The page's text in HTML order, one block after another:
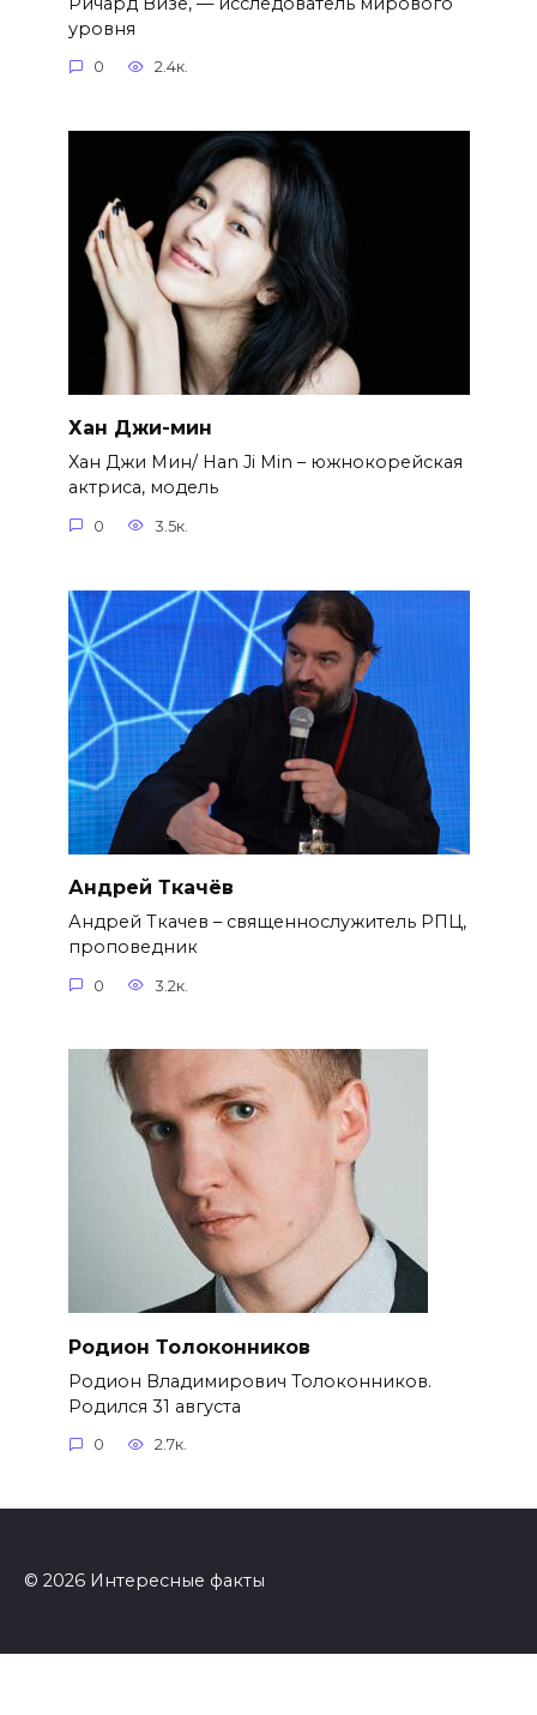
уровня
0 2.4к.
Хан Джи-мин
Хан Джи Мин/ Han Ji Min – южнокорейская
актриса, модель
0 3.5к.
Андрей Ткачёв
Андрей Ткачев – священнослужитель РПЦ,
проповедник
0 3.2к.
Родион Толоконников
Родион Владимирович Толоконников.
Родился 31 августа
0 2.7к.
© 2026 Интересные факты